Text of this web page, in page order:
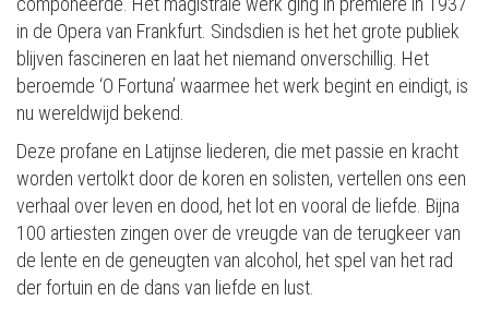
in de Opera van Frankfurt. Sindsdien is het het grote publiek
blijven fascineren en laat het niemand onverschillig. Het
beroemde ‘O Fortuna’ waarmee het werk begint en eindigt, is
nu wereldwijd bekend.
Deze profane en Latijnse liederen, die met passie en kracht
worden vertolkt door de koren en solisten, vertellen ons een
verhaal over leven en dood, het lot en vooral de liefde. Bijna
100 artiesten zingen over de vreugde van de terugkeer van
de lente en de geneugten van alcohol, het spel van het rad
der fortuin en de dans van liefde en lust.